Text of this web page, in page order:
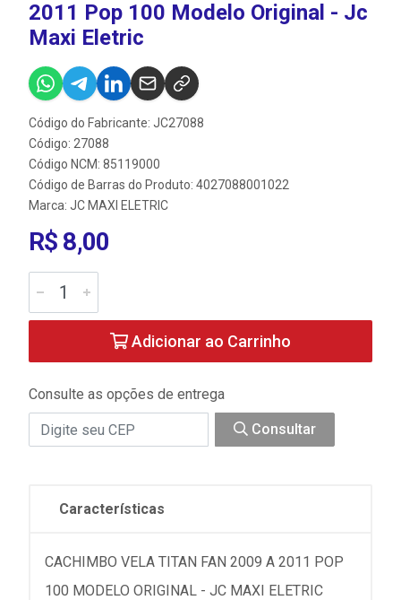
2011 Pop 100 Modelo Original - Jc
Maxi Eletric
Código do Fabricante: JC27088
Código: 27088
Código NCM: 85119000
Código de Barras do Produto: 4027088001022
Marca: JC MAXI ELETRIC
R$ 8,00
Adicionar ao Carrinho
Consulte as opções de entrega
Consultar
Características
CACHIMBO VELA TITAN FAN 2009 A 2011 POP
100 MODELO ORIGINAL - JC MAXI ELETRIC